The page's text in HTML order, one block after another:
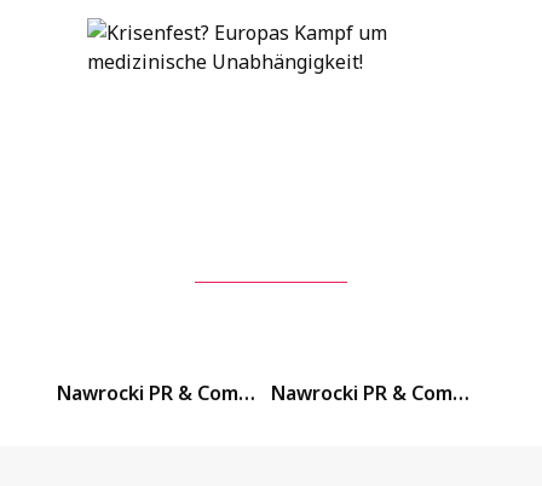
Nawrocki PR & Communication GmbH & Co. KG – International Nawrocki PR & Communication GmbH & Co. KG auf internationaler Bühne – Eindrücke von der UNO-Vollversammlung (Summit of the Future) in New York 2024